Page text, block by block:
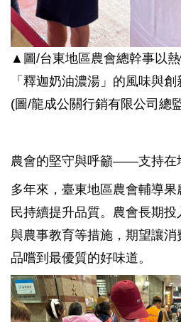
▲圖/台東地區農會總幹事以
「釋迦奶油濃湯」的風味與創
(圖/龍成公關行銷有限公司總
農會的堅守與呼籲——支持在
多年來，臺東地區農會輔導
民持續提升品質。農會長期
與農事教育等措施，期望讓
品嚐到最優質的好味道。